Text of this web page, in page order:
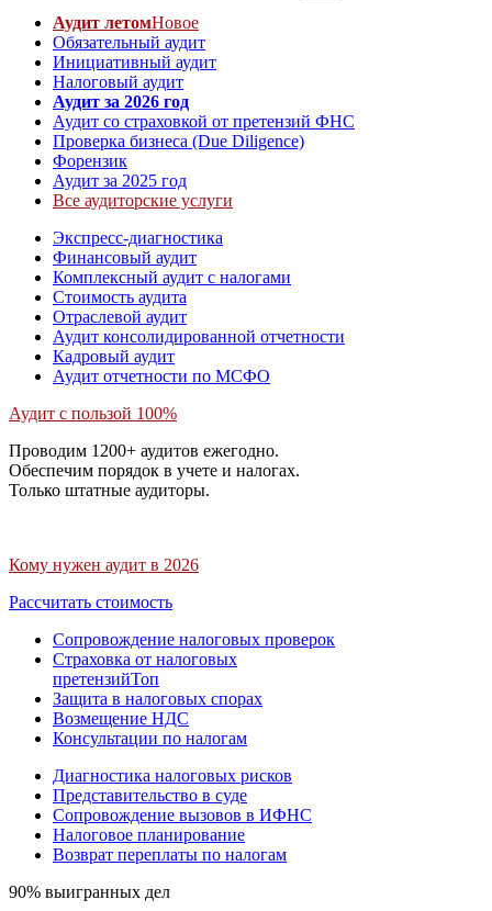
Аудит летомНовое
Обязательный аудит
Инициативный аудит
Налоговый аудит
Аудит за 2026 год
Аудит со страховкой от претензий ФНС
Проверка бизнеса (Due Diligence)
Форензик
Аудит за 2025 год
Все аудиторские услуги
Экспресс-диагностика
Финансовый аудит
Комплексный аудит с налогами
Стоимость аудита
Отраслевой аудит
Аудит консолидированной отчетности
Кадровый аудит
Аудит отчетности по МСФО
Аудит с пользой 100%
Проводим 1200+ аудитов ежегодно.
Обеспечим порядок в учете и налогах.
Только штатные аудиторы.
Кому нужен аудит в 2026
Рассчитать стоимость
Сопровождение налоговых проверок
Страховка от налоговых
претензийТоп
Защита в налоговых спорах
Возмещение НДС
Консультации по налогам
Диагностика налоговых рисков
Представительство в суде
Сопровождение вызовов в ИФНС
Налоговое планирование
Возврат переплаты по налогам
90% выигранных дел